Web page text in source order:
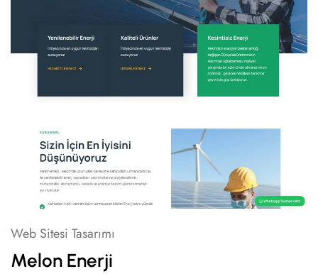
Web Sitesi Tasarımı
Melon Enerji